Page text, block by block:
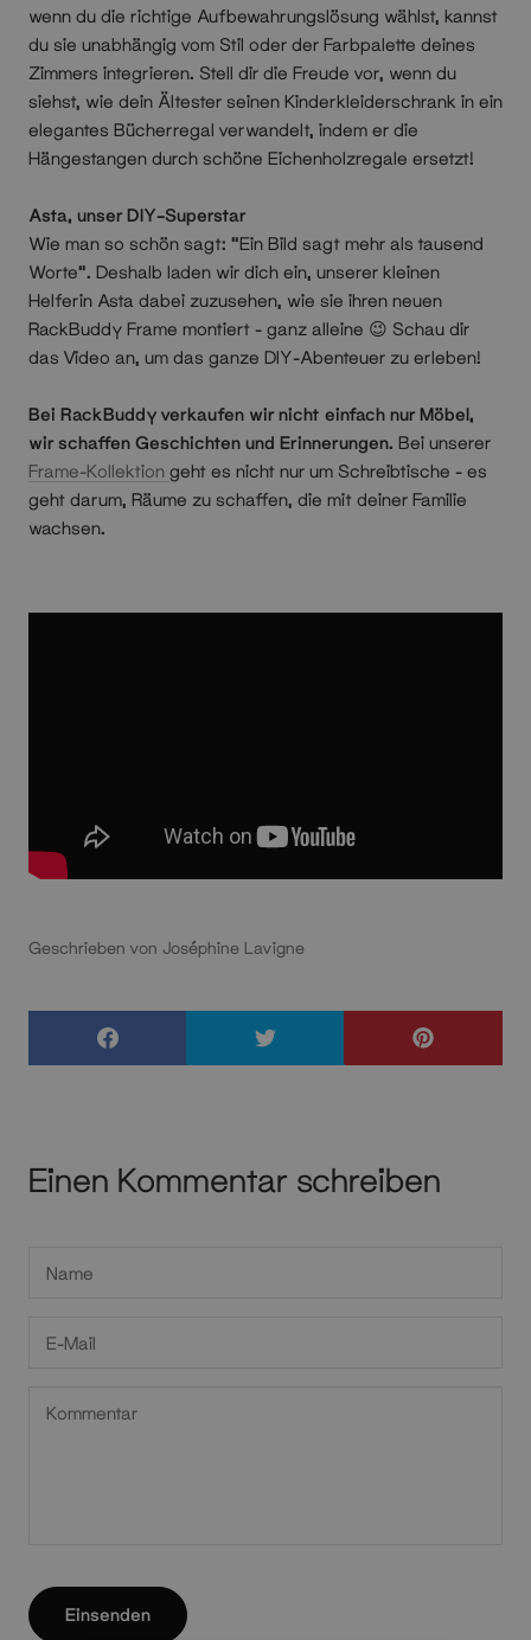
wenn du die richtige Aufbewahrungslösung wählst, kannst
du sie unabhängig vom Stil oder der Farbpalette deines
Zimmers integrieren. Stell dir die Freude vor, wenn du
siehst, wie dein Ältester seinen Kinderkleiderschrank in ein
elegantes Bücherregal verwandelt, indem er die
Hängestangen durch schöne Eichenholzregale ersetzt!
Asta, unser DIY-Superstar
Wie man so schön sagt: "Ein Bild sagt mehr als tausend
Worte". Deshalb laden wir dich ein, unserer kleinen
Helferin Asta dabei zuzusehen, wie sie ihren neuen
RackBuddy Frame montiert - ganz alleine 😉 Schau dir
das Video an, um das ganze DIY-Abenteuer zu erleben!
Bei RackBuddy verkaufen wir nicht einfach nur Möbel,
wir schaffen Geschichten und Erinnerungen. Bei unserer
Frame-Kollektion geht es nicht nur um Schreibtische - es
geht darum, Räume zu schaffen, die mit deiner Familie
wachsen.
Geschrieben von Joséphine Lavigne
Einen Kommentar schreiben
Einsenden